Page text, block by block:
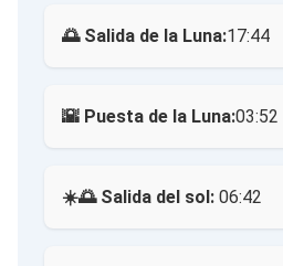
🌅 Salida de la Luna:17:44
🌇 Puesta de la Luna:03:52
☀️🌅 Salida del sol: 06:42